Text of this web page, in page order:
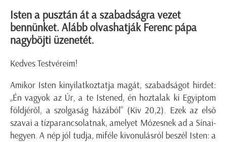
Isten a pusztán át a szabadságra vezet
bennünket. Alább olvashatják Ferenc pápa
nagyböjti üzenetét.
Kedves Testvéreim!
Amikor Isten kinyilatkoztatja magát, szabadságot hirdet:
„Én vagyok az Úr, a te Istened, én hoztalak ki Egyiptom
földjéről, a szolgaság házából” (Kiv 20,2). Ezek az első
szavai a tízparancsolatnak, amelyet Mózesnek ad a Sínai-
hegyen. A nép jól tudja, miféle kivonulásról beszél Isten: a